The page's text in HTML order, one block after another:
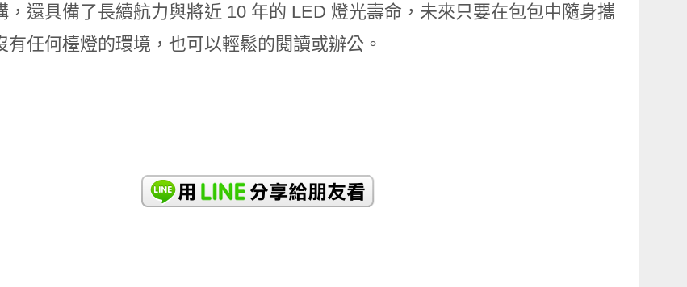
，還具備了長續航力與將近 10 年的 LED 燈光壽命，未來只要在包包中隨身攜
有任何檯燈的環境，也可以輕鬆的閱讀或辦公。